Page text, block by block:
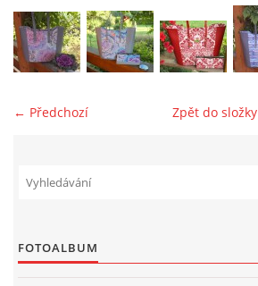
© 2025 eStránky.cz
← Předchozí Zpět do složky
FOTOALBUM